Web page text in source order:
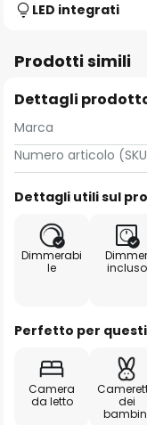
LED integrati
Prodotti simili
Dettagli
Marca
Numero articolo
Dettagli utili sul
Dimmerabi
le
Dimmer
incluso
Perfetto per
Camera
da letto
dei